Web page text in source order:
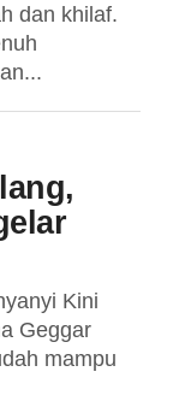
dan khilaf.
Kini
Geggar
mampu